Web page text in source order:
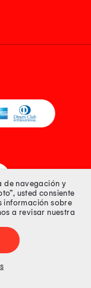
Todos los derechos
online publicados
de navegación y
usted consiente
información sobre
a revisar nuestra